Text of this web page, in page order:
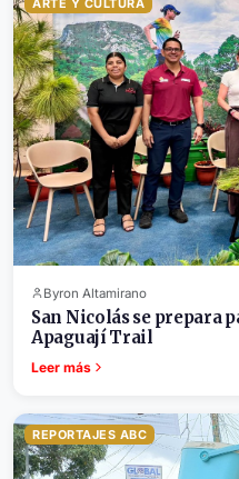
ARTE Y CULTURA
Byron Altamirano
San Nicolás se prepara
Apaguají Trail
Leer más
REPORTAJES ABC